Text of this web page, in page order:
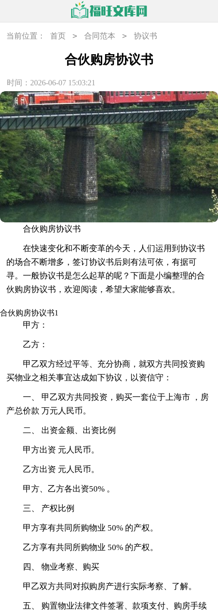
当前位置： 首页 > 合同范本 > 协议书
合伙购房协议书
时间：2026-06-07 15:03:21
合伙购房协议书
在快速变化和不断变革的今天，人们运用到协议书
的场合不断增多，签订协议书后则有法可依，有据可
寻。一般协议书是怎么起草的呢？下面是小编整理的合
伙购房协议书，欢迎阅读，希望大家能够喜欢。
合伙购房协议书1
甲方：
乙方：
甲乙双方经过平等、充分协商，就双方共同投资购
买物业之相关事宜达成如下协议，以资信守：
一、 甲乙双方共同投资，购买一套位于上海市 ，房
产总价款 万元人民币。
二、 出资金额、出资比例
甲方出资 元人民币。
乙方出资 元人民币。
甲方、乙方各出资50% 。
三、 产权比例
甲方享有共同所购物业 50% 的产权。
乙方享有共同所购物业 50% 的产权。
四、 物业考察、购买
甲乙双方共同对拟购房产进行实际考察、了解。
五、 购置物业法律文件签署、款项支付、购房手续